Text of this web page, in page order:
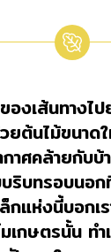
องเส้นทางไ
ยต้นไม้ขนาด
าศคล้ายกับ
ริบทรอบนอก
แห่งนี้บอกเ
เกษตรนั้น ท